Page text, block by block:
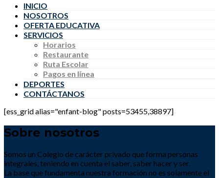
INICIO
NOSOTROS
OFERTA EDUCATIVA
SERVICIOS
Horarios
Restaurante
Ruta Escolar
Pagos en línea
DEPORTES
CONTÁCTANOS
[ess_grid alias="enfant-blog" posts=53455,38897]
Sobre nosotros
Somos un Colegio de carácter privado que forma personas
integrales, teniendo en cuenta el saber, saber hacer y ser.
La base que fundamenta nuestra formación no es solamente el